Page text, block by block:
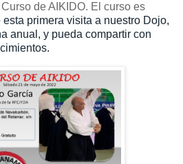
de AIKIDO. El curso es
esta primera visita a nuestro Dojo,
anual, y pueda compartir con